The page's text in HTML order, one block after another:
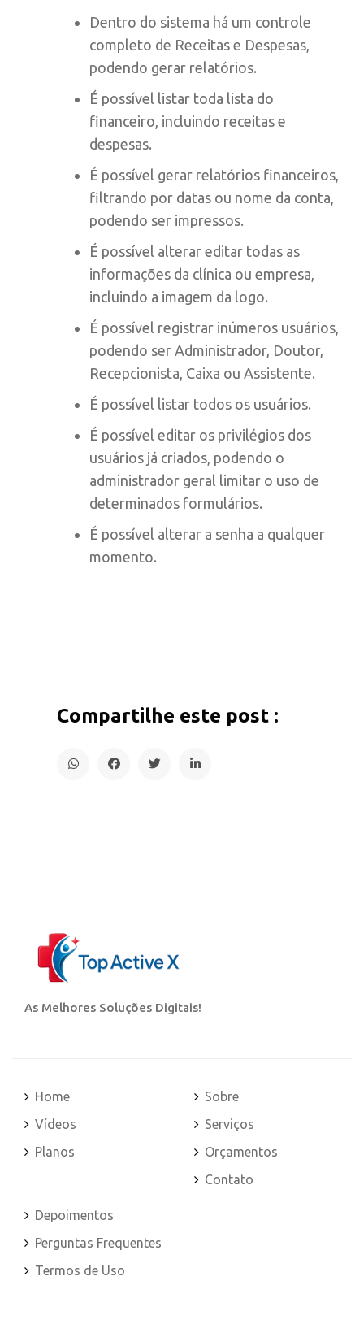
Dentro do sistema há um controle
completo de Receitas e Despesas,
podendo gerar relatórios.
É possível listar toda lista do
financeiro, incluindo receitas e
despesas.
É possível gerar relatórios financeiros,
filtrando por datas ou nome da conta,
podendo ser impressos.
É possível alterar editar todas as
informações da clínica ou empresa,
incluindo a imagem da logo.
É possível registrar inúmeros usuários,
podendo ser Administrador, Doutor,
Recepcionista, Caixa ou Assistente.
É possível listar todos os usuários.
É possível editar os privilégios dos
usuários já criados, podendo o
administrador geral limitar o uso de
determinados formulários.
É possível alterar a senha a qualquer
momento.
Compartilhe este post :
As Melhores Soluções Digitais!
Home
Vídeos
Planos
Sobre
Serviços
Orçamentos
Contato
Depoimentos
Perguntas Frequentes
Termos de Uso